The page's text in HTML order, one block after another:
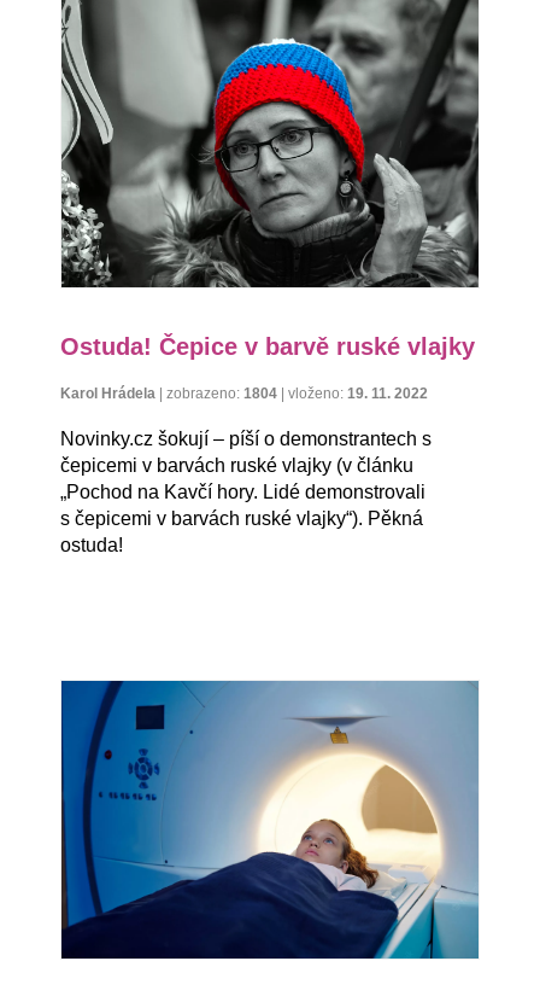
Ostuda! Čepice v barvě ruské vlajky
Karol Hrádela | zobrazeno: 1804 | vloženo: 19. 11. 2022
Novinky.cz šokují – píší o demonstrantech s
čepicemi v barvách ruské vlajky (v článku
„Pochod na Kavčí hory. Lidé demonstrovali
s čepicemi v barvách ruské vlajky“). Pěkná
ostuda!